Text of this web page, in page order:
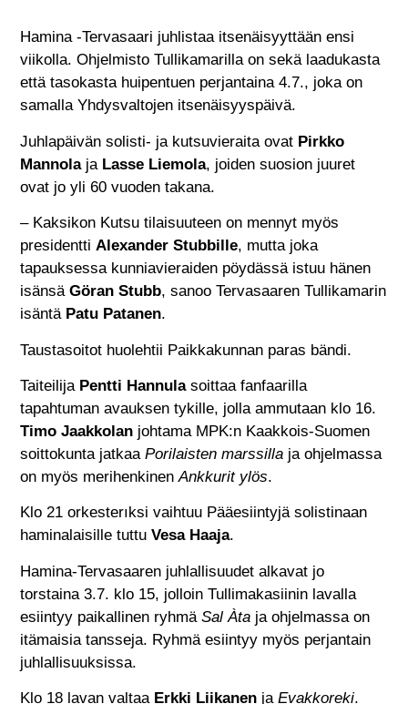
Hamina -Tervasaari juhlistaa itsenäisyyttään ensi
viikolla. Ohjelmisto Tullikamarilla on sekä laadukasta
että tasokasta huipentuen perjantaina 4.7., joka on
samalla Yhdysvaltojen itsenäisyyspäivä.
Juhlapäivän solisti- ja kutsuvieraita ovat Pirkko
Mannolaja Lasse Liemola, joiden suosion juuret
ovat jo yli 60 vuoden takana.
– Kaksikon Kutsu tilaisuuteen on mennyt myös
presidenttiAlexander Stubbille, mutta joka
tapauksessa kunniavieraiden pöydässä istuu hänen
isänsäGöran Stubb, sanoo Tervasaaren Tullikamarin
isäntä Patu Patanen.
Taustasoitot huolehtii Paikkakunnan paras bändi.
Taiteilija Pentti Hannulasoittaa fanfaarilla
tapahtuman avauksen tykille, jolla ammutaan klo 16.
Timo Jaakkolan johtama MPK:n Kaakkois-Suomen
soittokunta jatkaaPorilaisten marssilla ja ohjelmassa
on myös merihenkinenAnkkurit ylös.
Klo 21 orkesterıksi vaihtuu Pääesiintyjä solistinaan
haminalaisille tuttuVesa Haaja.
Hamina-Tervasaaren juhlallisuudet alkavat jo
torstaina 3.7. klo 15, jolloin Tullimakasiinin lavalla
esiintyy paikallinen ryhmäSal Àta ja ohjelmassa on
itämaisia tansseja. Ryhmä esiintyy myös perjantain
juhlallisuuksissa.
Klo 18 lavan valtaa Erkki Liikanen jaEvakkoreki.